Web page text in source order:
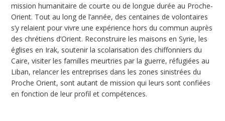
mission humanitaire de courte ou de longue durée au Proche-
Orient. Tout au long de l’année, des centaines de volontaires
s’y relaient pour vivre une expérience hors du commun auprès
des chrétiens d’Orient. Reconstruire les maisons en Syrie, les
églises en Irak, soutenir la scolarisation des chiffonniers du
Caire, visiter les familles meurtries par la guerre, réfugiées au
Liban, relancer les entreprises dans les zones sinistrées du
Proche Orient, sont autant de mission qui leurs sont confiées
en fonction de leur profil et compétences.